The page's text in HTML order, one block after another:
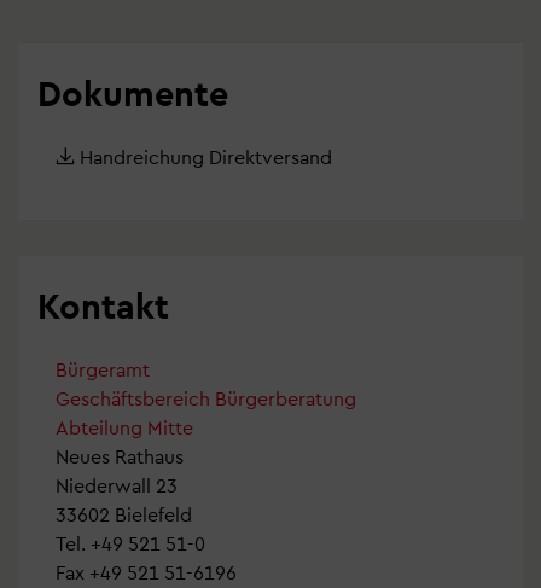
Dokumente
Handreichung Direktversand
Kontakt
Bürgeramt
Geschäftsbereich Bürgerberatung
Abteilung Mitte
Neues Rathaus
Niederwall 23
33602 Bielefeld
Tel. +49 521 51-0
Fax +49 521 51-6196